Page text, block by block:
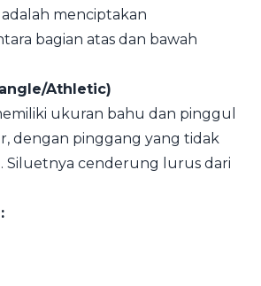
menciptakan
bagian atas dan bawah
Athletic)
ukuran bahu dan pinggul
dengan pinggang yang tidak
Siluetnya cenderung lurus dari